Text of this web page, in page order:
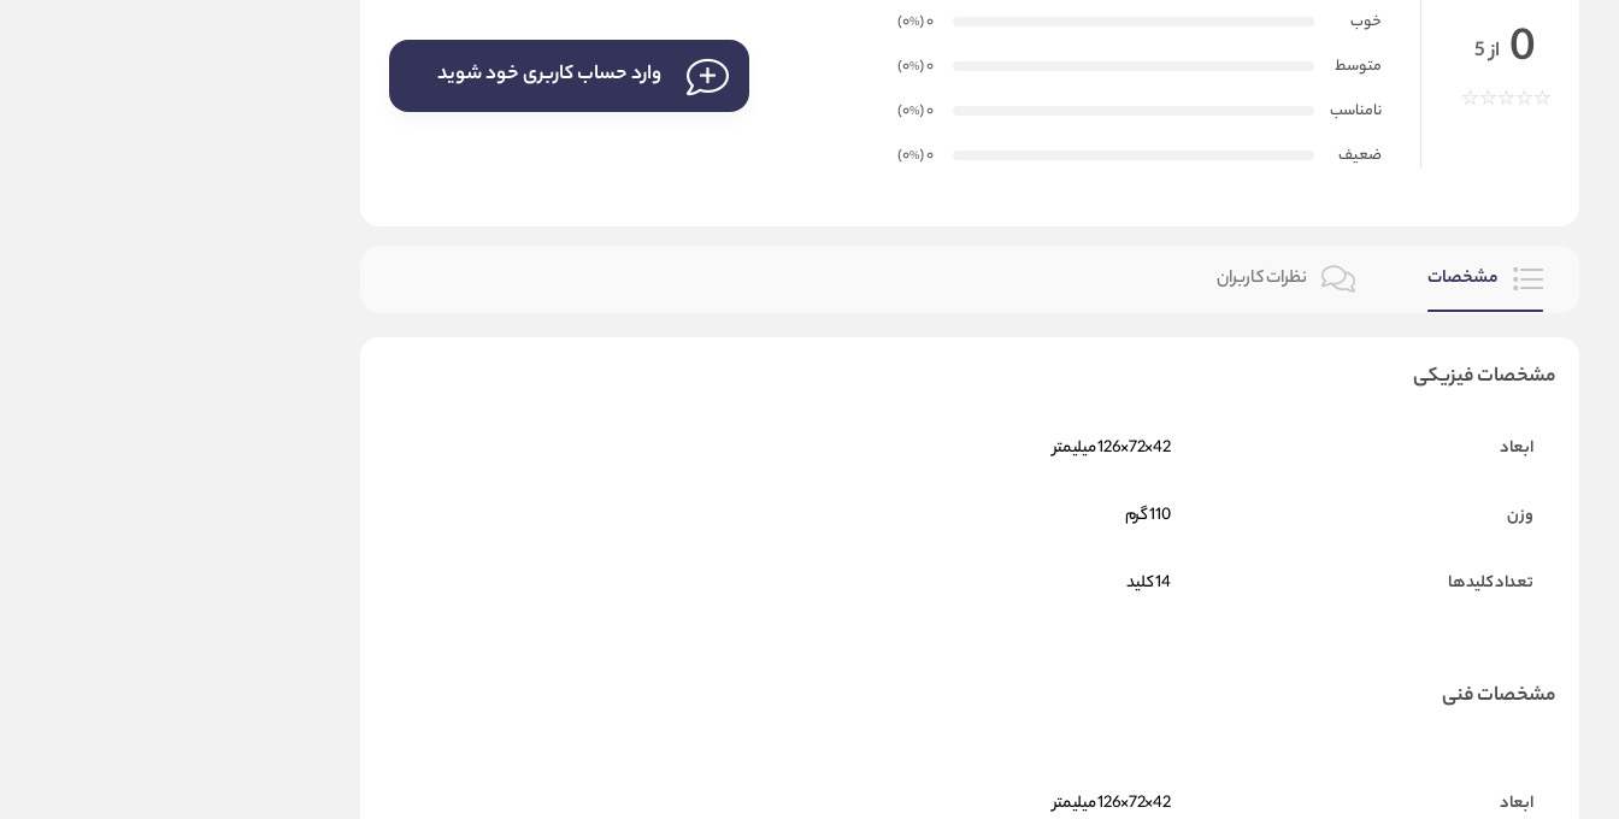
0 از 5
خوب
0
(0
%
)
متوسط
0
(0
%
)
نامناسب
0
(0
%
)
ضعیف
0
(0
%
)
وارد حساب کاربری خود شوید
مشخصات نظرات کاربران
مشخصات فیزیکی
ابعاد 42×72×126 میلیمتر
وزن 110 گرم
تعداد کلیدها 14 کلید
مشخصات فنی
ابعاد 42×72×126 میلیمتر